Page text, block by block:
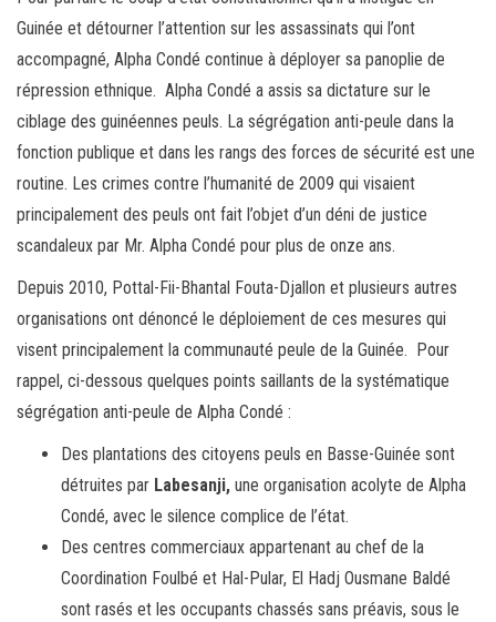
Guinée et détourner l’attention sur les assassinats qui l’ont
accompagné, Alpha Condé continue à déployer sa panoplie de
répression ethnique. Alpha Condé a assis sa dictature sur le
ciblage des guinéennes peuls. La ségrégation anti-peule dans la
fonction publique et dans les rangs des forces de sécurité est une
routine. Les crimes contre l’humanité de 2009 qui visaient
principalement des peuls ont fait l’objet d’un déni de justice
scandaleux par Mr. Alpha Condé pour plus de onze ans.
Depuis 2010, Pottal-Fii-Bhantal Fouta-Djallon et plusieurs autres
organisations ont dénoncé le déploiement de ces mesures qui
visent principalement la communauté peule de la Guinée. Pour
rappel, ci-dessous quelques points saillants de la systématique
ségrégation anti-peule de Alpha Condé :
Des plantations des citoyens peuls en Basse-Guinée sont
détruites par Labesanji, une organisation acolyte de Alpha
Condé, avec le silence complice de l’état.
Des centres commerciaux appartenant au chef de la
Coordination Foulbé et Hal-Pular, El Hadj Ousmane Baldé
sont rasés et les occupants chassés sans préavis, sous le